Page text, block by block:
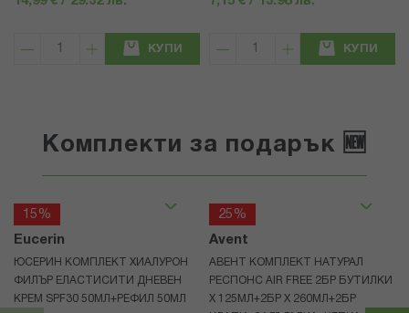
КУПИ КУПИ
Комплекти за подарък 🆕
15%
Eucerin
ЮСЕРИН КОМПЛЕКТ ХИАЛУРОН
ФИЛЪР ЕЛАСТИСИТИ ДНЕВЕН
КРЕМ SPF30 50МЛ+РЕФИЛ 50МЛ
25%
Avent
АВЕНТ КОМПЛЕКТ НАТУРАЛ
РЕСПОНС AIR FREE 2БР БУТИЛКИ
Х 125МЛ+2БР Х 260МЛ+2БР